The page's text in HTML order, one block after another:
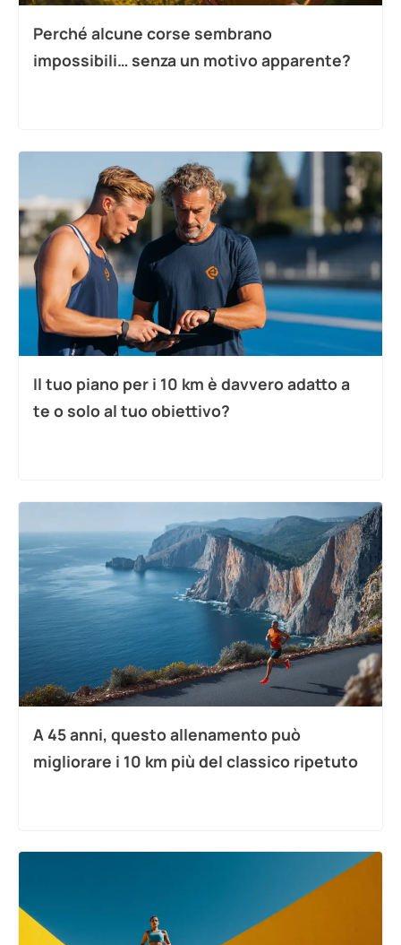
Perché alcune corse sembrano
impossibili… senza un motivo apparente?
Il tuo piano per i 10 km è davvero adatto a
te o solo al tuo obiettivo?
A 45 anni, questo allenamento può
migliorare i 10 km più del classico ripetuto